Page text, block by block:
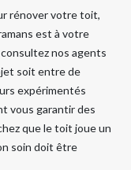
rénover votre toit,
est à votre
nos agents
soit entre de
expérimentés
vous garantir des
que le toit joue un
soin doit être